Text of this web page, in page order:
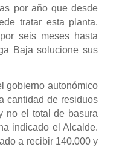
por año que desde
tratar esta planta.
seis meses hasta
Baja solucione sus
gobierno autonómico
cantidad de residuos
no el total de basura
indicado el Alcalde.
a recibir 140.000 y